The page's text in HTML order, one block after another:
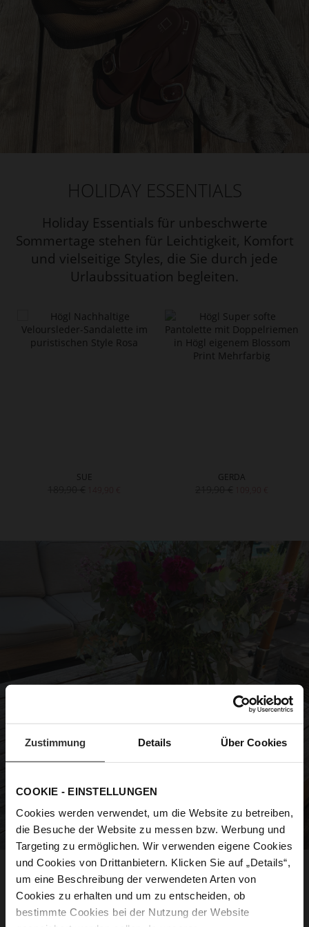
Zustimmung Details Über Cookies
COOKIE - EINSTELLUNGEN
Cookies werden verwendet, um die Website zu betreiben,
die Besuche der Website zu messen bzw. Werbung und
Targeting zu ermöglichen. Wir verwenden eigene Cookies
und Cookies von Drittanbietern. Klicken Sie auf „Details“,
um eine Beschreibung der verwendeten Arten von
Cookies zu erhalten und um zu entscheiden, ob
bestimmte Cookies bei der Nutzung der Website
HOLIDAY ESSENTIALS
Holiday Essentials für unbeschwerte
Sommertage stehen für Leichtigkeit, Komfort
und vielseitige Styles, die Sie durch jede
Urlaubssituation begleiten.
SUE GERDA
Leichte Sandaletten sorgen für luftige
Momente an warmen Tagen, während
entspannte Pantoletten den perfekten
Begleiter für Strand, Pool oder City-